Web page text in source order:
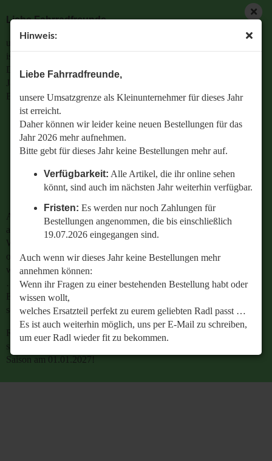
Hinweis:
Liebe Fahrradfreunde,
unsere Umsatzgrenze als Kleinunternehmer für dieses Jahr
ist erreicht.
Daher können wir leider keine neuen Bestellungen für das
Jahr 2026 mehr aufnehmen.
Bitte gebt für dieses Jahr keine Bestellungen mehr auf.
Verfügbarkeit: Alle Artikel, die ihr online sehen
könnt, sind auch im nächsten Jahr weiterhin verfügbar.
Fristen: Es werden nur noch Zahlungen für
Bestellungen angenommen, die bis einschließlich
19.07.2026 eingegangen sind.
Auch wenn wir dieses Jahr keine Bestellungen mehr
annehmen können:
Wenn ihr Fragen zu einer bestehenden Bestellung habt oder
wissen wollt,
welches Ersatzteil perfekt zu eurem geliebten Radl passt …
Es ist auch weiterhin möglich, uns per E-Mail zu schreiben,
um euer Radl wieder fit zu bekommen.
Retrobike wünscht euch eine gesunde Radlzeit und freut
Liebe Fahrradfreunde,
unsere Umsatzgrenze als Kleinunternehmer für dieses Jahr
ist erreicht.
Daher können wir leider keine neuen Bestellungen für das
Jahr 2026 mehr aufnehmen.
Bitte gebt für dieses Jahr keine Bestellungen mehr auf.
Verfügbarkeit: Alle Artikel, die ihr online sehen
könnt, sind auch im nächsten Jahr weiterhin
verfügbar.
Bestellungen angenommen, die bis einschließlich
19.07.2026 eingegangen sind.
Auch wenn wir dieses Jahr keine Bestellungen mehr
annehmen können:
Wenn ihr Fragen zu einer bestehenden Bestellung habt
oder wissen wollt,
welches Ersatzteil perfekt zu eurem geliebten Radl passt
…
Es ist auch weiterhin möglich, uns per E-Mail zu
schreiben, um euer Radl wieder fit zu bekommen.
Retrobike wünscht euch eine gesunde Radlzeit und freut
sich schon jetzt auf den gemeinsamen Start in die neue
Saison am 01.01.2027!